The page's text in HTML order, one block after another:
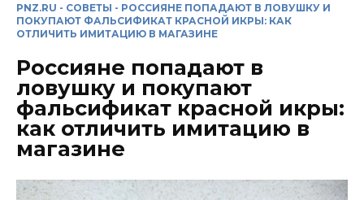
PNZ.RU - СОВЕТЫ - РОССИЯНЕ ПОПАДАЮТ В ЛОВУШКУ И
ПОКУПАЮТ ФАЛЬСИФИКАТ КРАСНОЙ ИКРЫ: КАК
ОТЛИЧИТЬ ИМИТАЦИЮ В МАГАЗИНЕ
Россияне попадают в
ловушку и покупают
фальсификат красной икры:
как отличить имитацию в
магазине